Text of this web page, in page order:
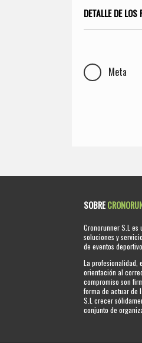
DETALLE DE
Meta
SOBRE
Cronorunner S.L
soluciones y
de eventos
La profesionalidad,
orientación al
compromiso son
forma de actuar de
S.L crecer
conjunto de